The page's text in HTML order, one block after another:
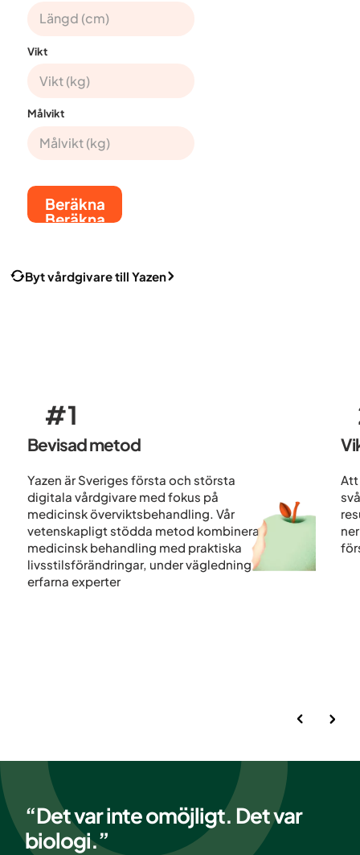
Vikt
Målvikt
Beräkna
Beräkna
Byt vårdgivare till Yazen
#1
Bevisad metod
Yazen är Sveriges första och största
digitala vårdgivare med fokus på
medicinsk överviktsbehandling. Vår
vetenskapligt stödda metod kombinerar
medicinsk behandling med praktiska
livsstilsförändringar, under vägledning av
erfarna experter
Att
“Det var inte omöjligt. Det var
biologi.”